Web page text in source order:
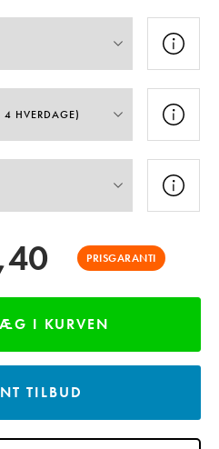
PRISGARANTI
I KURVEN
TILBUD